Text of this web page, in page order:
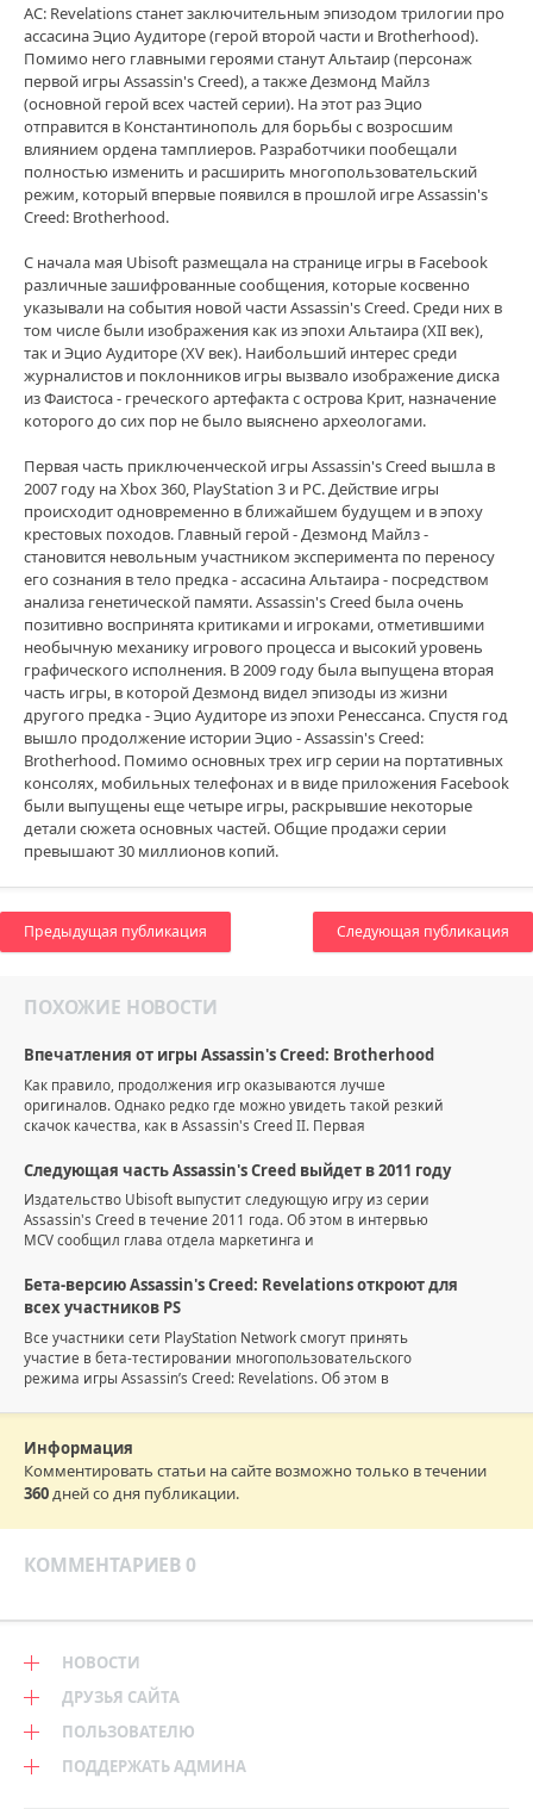
AC: Revelations станет заключительным эпизодом трилогии про
ассасина Эцио Аудиторе (герой второй части и Brotherhood).
Помимо него главными героями станут Альтаир (персонаж
первой игры Assassin's Creed), а также Дезмонд Майлз
(основной герой всех частей серии). На этот раз Эцио
отправится в Константинополь для борьбы с возросшим
влиянием ордена тамплиеров. Разработчики пообещали
полностью изменить и расширить многопользовательский
режим, который впервые появился в прошлой игре Assassin's
Creed: Brotherhood.
С начала мая Ubisoft размещала на странице игры в Facebook
различные зашифрованные сообщения, которые косвенно
указывали на события новой части Assassin's Creed. Среди них в
том числе были изображения как из эпохи Альтаира (XII век),
так и Эцио Аудиторе (XV век). Наибольший интерес среди
журналистов и поклонников игры вызвало изображение диска
из Фаистоса - греческого артефакта с острова Крит, назначение
которого до сих пор не было выяснено археологами.
Первая часть приключенческой игры Assassin's Creed вышла в
2007 году на Xbox 360, PlayStation 3 и PC. Действие игры
происходит одновременно в ближайшем будущем и в эпоху
крестовых походов. Главный герой - Дезмонд Майлз -
становится невольным участником эксперимента по переносу
его сознания в тело предка - ассасина Альтаира - посредством
анализа генетической памяти. Assassin's Creed была очень
позитивно воспринята критиками и игроками, отметившими
необычную механику игрового процесса и высокий уровень
графического исполнения. В 2009 году была выпущена вторая
часть игры, в которой Дезмонд видел эпизоды из жизни
другого предка - Эцио Аудиторе из эпохи Ренессанса. Спустя год
вышло продолжение истории Эцио - Assassin's Creed:
Brotherhood. Помимо основных трех игр серии на портативных
консолях, мобильных телефонах и в виде приложения Facebook
были выпущены еще четыре игры, раскрывшие некоторые
детали сюжета основных частей. Общие продажи серии
превышают 30 миллионов копий.
Предыдущая публикация Следующая публикация
ПОХОЖИЕ НОВОСТИ
Впечатления от игры Assassin's Creed: Brotherhood
Как правило, продолжения игр оказываются лучше
оригиналов. Однако редко где можно увидеть такой резкий
скачок качества, как в Assassin's Creed II. Первая
Следующая часть Assassin's Creed выйдет в 2011 году
Издательство Ubisoft выпустит следующую игру из серии
Assassin's Creed в течение 2011 года. Об этом в интервью
MCV сообщил глава отдела маркетинга и
Бета-версию Assassin's Creed: Revelations откроют для
всех участников PS
Все участники сети PlayStation Network смогут принять
участие в бета-тестировании многопользовательского
режима игры Assassin’s Creed: Revelations. Об этом в
Информация
Комментировать статьи на сайте возможно только в течении
360дней со дня публикации.
КОММЕНТАРИЕВ 0
НОВОСТИ
ДРУЗЬЯ САЙТА
ПОЛЬЗОВАТЕЛЮ
ПОДДЕРЖАТЬ АДМИНА